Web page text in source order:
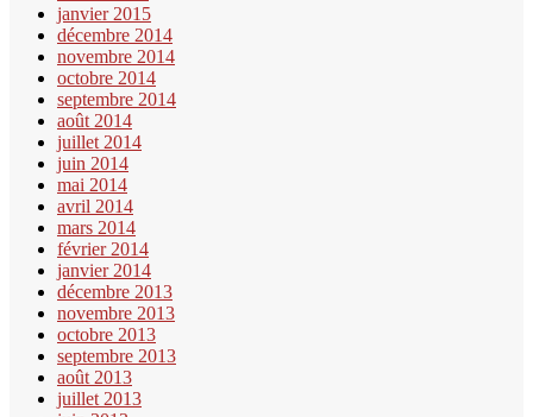
janvier 2015
décembre 2014
novembre 2014
octobre 2014
septembre 2014
août 2014
juillet 2014
juin 2014
mai 2014
avril 2014
mars 2014
février 2014
janvier 2014
décembre 2013
novembre 2013
octobre 2013
septembre 2013
août 2013
juillet 2013